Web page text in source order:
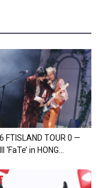
FTISLAND TOUR 0 —
‘FaTe’ in HONG...